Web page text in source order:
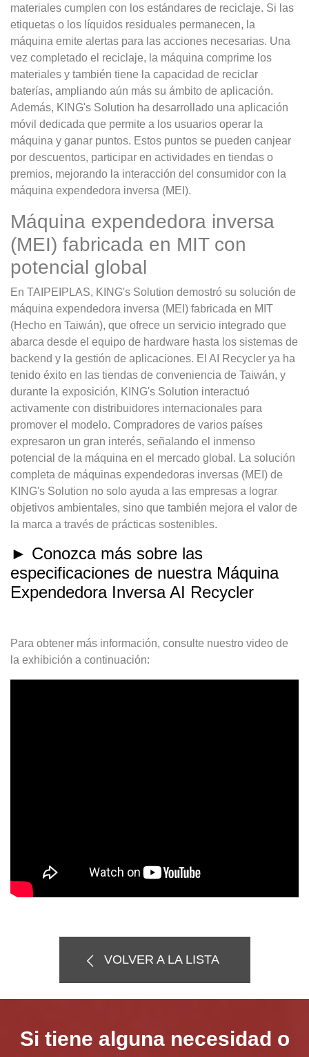
materiales cumplen con los estándares de reciclaje. Si las
etiquetas o los líquidos residuales permanecen, la
máquina emite alertas para las acciones necesarias. Una
vez completado el reciclaje, la máquina comprime los
materiales y también tiene la capacidad de reciclar
baterías, ampliando aún más su ámbito de aplicación.
Además, KING's Solution ha desarrollado una aplicación
móvil dedicada que permite a los usuarios operar la
máquina y ganar puntos. Estos puntos se pueden canjear
por descuentos, participar en actividades en tiendas o
premios, mejorando la interacción del consumidor con la
máquina expendedora inversa (MEI).
Máquina expendedora inversa
(MEI) fabricada en MIT con
potencial global
En TAIPEIPLAS, KING's Solution demostró su solución de
máquina expendedora inversa (MEI) fabricada en MIT
(Hecho en Taiwán), que ofrece un servicio integrado que
abarca desde el equipo de hardware hasta los sistemas de
backend y la gestión de aplicaciones. El AI Recycler ya ha
tenido éxito en las tiendas de conveniencia de Taiwán, y
durante la exposición, KING's Solution interactuó
activamente con distribuidores internacionales para
promover el modelo. Compradores de varios países
expresaron un gran interés, señalando el inmenso
potencial de la máquina en el mercado global. La solución
completa de máquinas expendedoras inversas (MEI) de
KING's Solution no solo ayuda a las empresas a lograr
objetivos ambientales, sino que también mejora el valor de
la marca a través de prácticas sostenibles.
► Conozca más sobre las
especificaciones de nuestra Máquina
Expendedora Inversa AI Recycler
Para obtener más información, consulte nuestro video de
la exhibición a continuación:
VOLVER A LA LISTA
Si tiene alguna necesidad o